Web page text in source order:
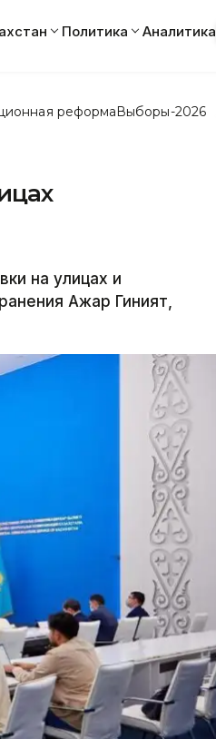
Политика Аналитика
реформаВыборы-2026
на улицах и
Ажар Гиният,